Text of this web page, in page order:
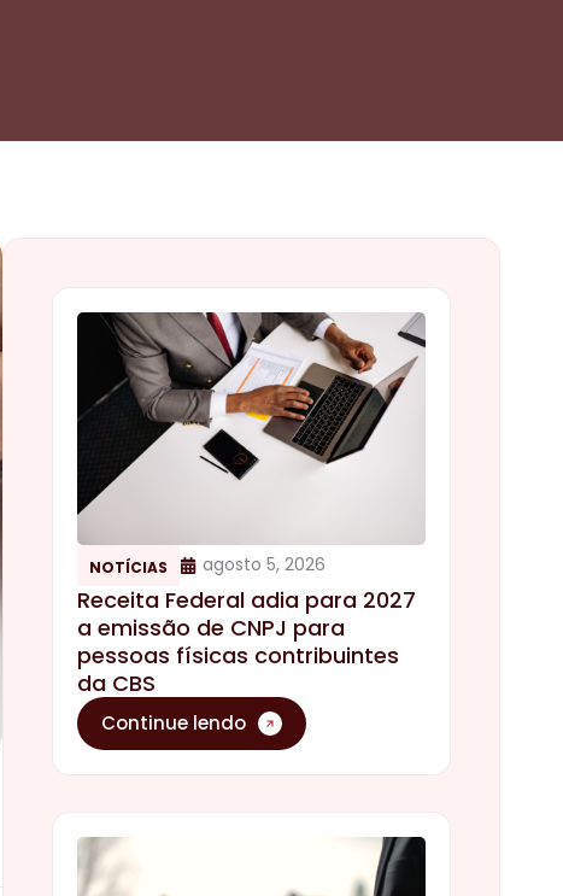
NOTÍCIAS agosto 5, 2026
Receita Federal adia para 2027
a emissão de CNPJ para
pessoas físicas contribuintes
da CBS
Continue lendo